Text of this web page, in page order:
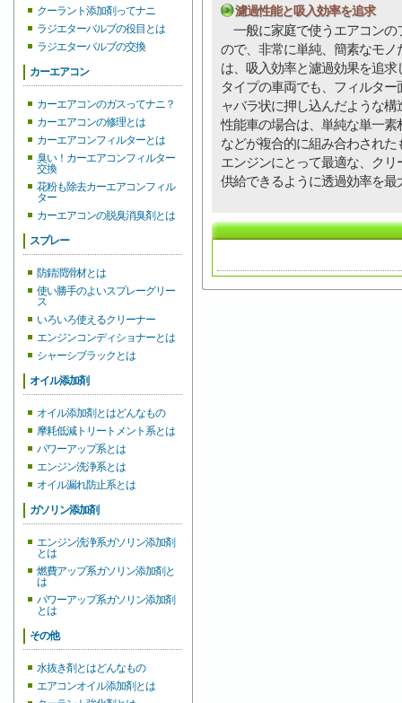
クーラント添加剤ってナニ
ラジエターバルブの役目とは
ラジエターバルブの交換
カーエアコン
カーエアコンのガスってナニ？
カーエアコンの修理とは
カーエアコンフィルターとは
臭い！カーエアコンフィルター
交換
花粉も除去カーエアコンフィル
ター
カーエアコンの脱臭消臭剤とは
スプレー
防錆潤滑材とは
使い勝手のよいスプレーグリー
ス
いろいろ使えるクリーナー
エンジンコンディショナーとは
シャーシブラックとは
オイル添加剤
オイル添加剤とはどんなもの
摩耗低減トリートメント系とは
パワーアップ系とは
エンジン洗浄系とは
オイル漏れ防止系とは
ガソリン添加剤
エンジン洗浄系ガソリン添加剤
とは
燃費アップ系ガソリン添加剤と
は
パワーアップ系ガソリン添加剤
とは
その他
水抜き剤とはどんなもの
エアコンオイル添加剤とは
濾過性能と吸入効率を追求
一般に家庭で使うエアコンの
ので、非常に単純、簡素なモ
は、吸入効率と濾過効果を追
タイプの車両でも、フィルタ
ャバラ状に押し込んだような
性能車の場合は、単純な単一
などが複合的に組み合わされ
エンジンにとって最適な、ク
供給できるように透過効率を最